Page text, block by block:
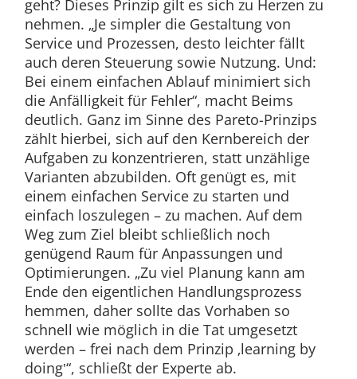
geht? Dieses Prinzip gilt es sich zu Herzen zu
nehmen. „Je simpler die Gestaltung von
Service und Prozessen, desto leichter fällt
auch deren Steuerung sowie Nutzung. Und:
Bei einem einfachen Ablauf minimiert sich
die Anfälligkeit für Fehler“, macht Beims
deutlich. Ganz im Sinne des Pareto-Prinzips
zählt hierbei, sich auf den Kernbereich der
Aufgaben zu konzentrieren, statt unzählige
Varianten abzubilden. Oft genügt es, mit
einem einfachen Service zu starten und
einfach loszulegen – zu machen. Auf dem
Weg zum Ziel bleibt schließlich noch
genügend Raum für Anpassungen und
Optimierungen. „Zu viel Planung kann am
Ende den eigentlichen Handlungsprozess
hemmen, daher sollte das Vorhaben so
schnell wie möglich in die Tat umgesetzt
werden – frei nach dem Prinzip ‚learning by
doing‛“, schließt der Experte ab.